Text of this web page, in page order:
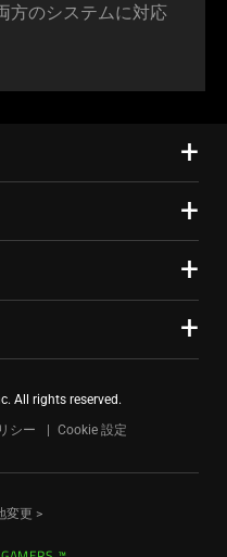
方のシステムに対応
All rights reserved.
シー Cookie 設定
変更 >